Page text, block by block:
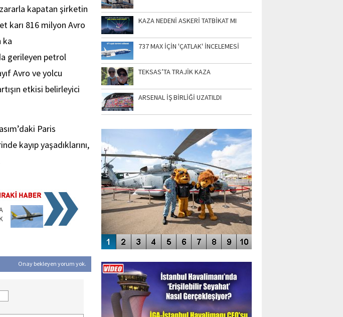
kapatan şirketin
karı 816 milyon Avro
ka
gerileyen petrol
Avro ve yolcu
etkisi belirleyici
Paris
kayıp yaşadıklarını,
Onay bekleyen yorum yok.
KAZA NEDENİ ASKERİ TATBİKAT MI
737 MAX İÇİN 'ÇATLAK' İNCELEMESİ
TEKSAS’TA TRAJİK KAZA
ARSENAL İŞ BİRLİĞİ UZATILDI
SİNGAPUR AIRSHOW-2020
ENGELLERİN AŞILDIĞI HAVALİMANI